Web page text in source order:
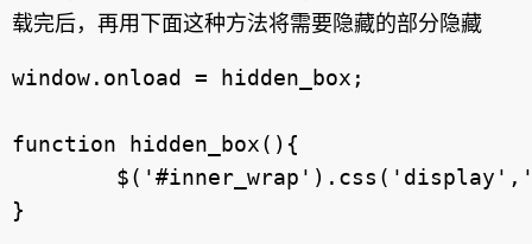
载完后，再用下面这种方法将需要隐藏的部分隐藏
window.onload = hidden_box;
function hidden_box(){